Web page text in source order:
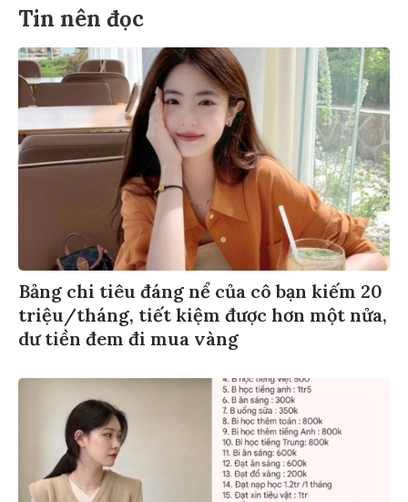
Tin nên đọc
Bảng chi tiêu đáng nể của cô bạn kiếm 20
triệu/tháng, tiết kiệm được hơn một nửa,
dư tiền đem đi mua vàng